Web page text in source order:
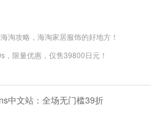
淘攻略，海淘家居服饰的好地方！
限量优惠，仅售39800日元！
中文站：全场无门槛39折